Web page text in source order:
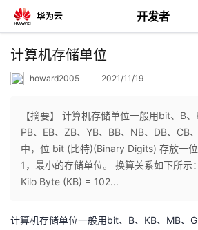
开发者
返
个
计算机存储单位
howard2005 2021/11/19
【摘要】 计算机存储单位一般用bit、B、
PB、EB、ZB、YB、BB、NB、DB、
中，位 bit (比特)(Binary Digits) 存放一
1，最小的存储单位。 换算关系如下所
Kilo Byte (KB) = 102...
计算机存储单位一般用bit、B、KB、MB、